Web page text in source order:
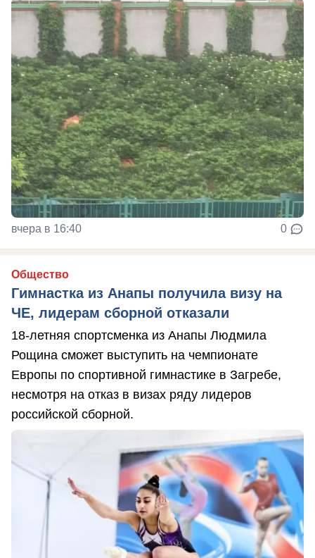
вчера в 16:40 0
Общество
Гимнастка из Анапы получила визу на
ЧЕ, лидерам сборной отказали
18-летняя спортсменка из Анапы Людмила
Рощина сможет выступить на чемпионате
Европы по спортивной гимнастике в Загребе,
несмотря на отказ в визах ряду лидеров
российской сборной.